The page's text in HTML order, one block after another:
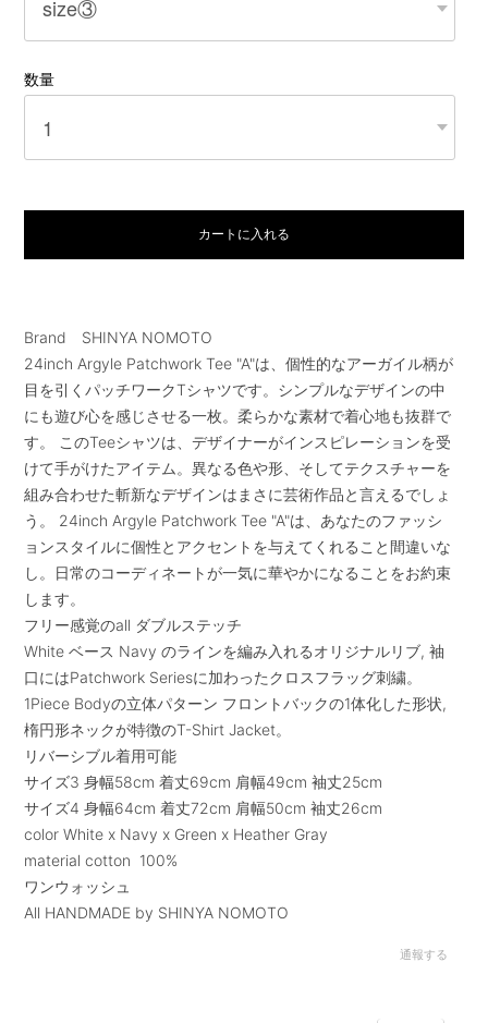
数量
カートに入れる
Brand SHINYA NOMOTO
24inch Argyle Patchwork Tee "A"は、個性的なアーガイル柄が
目を引くパッチワークTシャツです。シンプルなデザインの中
にも遊び心を感じさせる一枚。柔らかな素材で着心地も抜群で
す。 このTeeシャツは、デザイナーがインスピレーションを受
けて手がけたアイテム。異なる色や形、そしてテクスチャーを
組み合わせた斬新なデザインはまさに芸術作品と言えるでしょ
う。 24inch Argyle Patchwork Tee "A"は、あなたのファッシ
ョンスタイルに個性とアクセントを与えてくれること間違いな
し。日常のコーディネートが一気に華やかになることをお約束
します。
フリー感覚のall ダブルステッチ
White ベース Navy のラインを編み入れるオリジナルリブ, 袖
口にはPatchwork Seriesに加わったクロスフラッグ刺繍。
1Piece Bodyの立体パターン フロントバックの1体化した形状,
楕円形ネックが特徴のT-Shirt Jacket。
リバーシブル着用可能
サイズ3 身幅58cm 着丈69cm 肩幅49cm 袖丈25cm
サイズ4 身幅64cm 着丈72cm 肩幅50cm 袖丈26cm
color White x Navy x Green x Heather Gray
material cotton 100%
ワンウォッシュ
All HANDMADE by SHINYA NOMOTO
通報する